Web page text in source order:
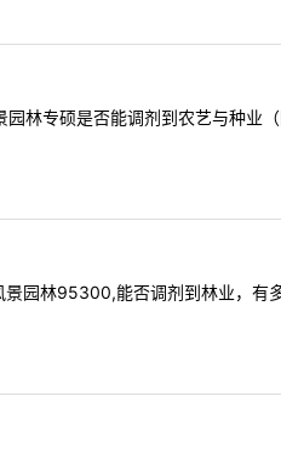
林专硕是否能调剂到农艺与种业
园林95300,能否调剂到林业，有